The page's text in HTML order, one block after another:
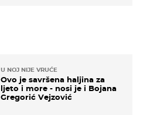
U NOJ NIJE VRUĆE
Ovo je savršena haljina za
ljeto i more - nosi je i Bojana
Gregorić Vejzović